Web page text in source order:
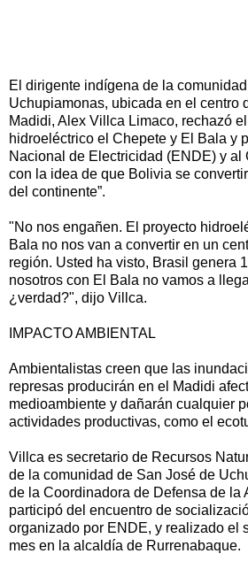
El dirigente indígena de la
Uchupiamonas, ubicada en el centro
Madidi, Alex Villca Limaco, rechazó
hidroeléctrico el Chepete y El Bala y
Nacional de Electricidad (ENDE) y al
con la idea de que Bolivia se
del continente”.
"No nos engañen. El proyecto
Bala no nos van a convertir en un
región. Usted ha visto, Brasil genera
nosotros con El Bala no vamos a
¿verdad?", dijo Villca.
IMPACTO AMBIENTAL
Ambientalistas creen que las
represas producirán en el Madidi
medioambiente y dañarán cualquier
actividades productivas, como el
Villca es secretario de Recursos
de la comunidad de San José de
de la Coordinadora de Defensa de la
participó del encuentro de
organizado por ENDE, y realizado el
mes en la alcaldía de Rurrenabaque.